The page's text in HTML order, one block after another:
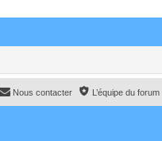
L’équipe du forum
Nous contacter